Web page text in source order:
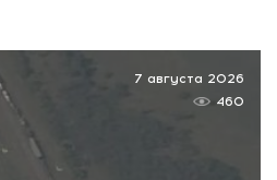
7 августа 2026
460